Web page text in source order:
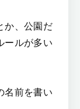
か、公園だ
ールが多い
名前を書い